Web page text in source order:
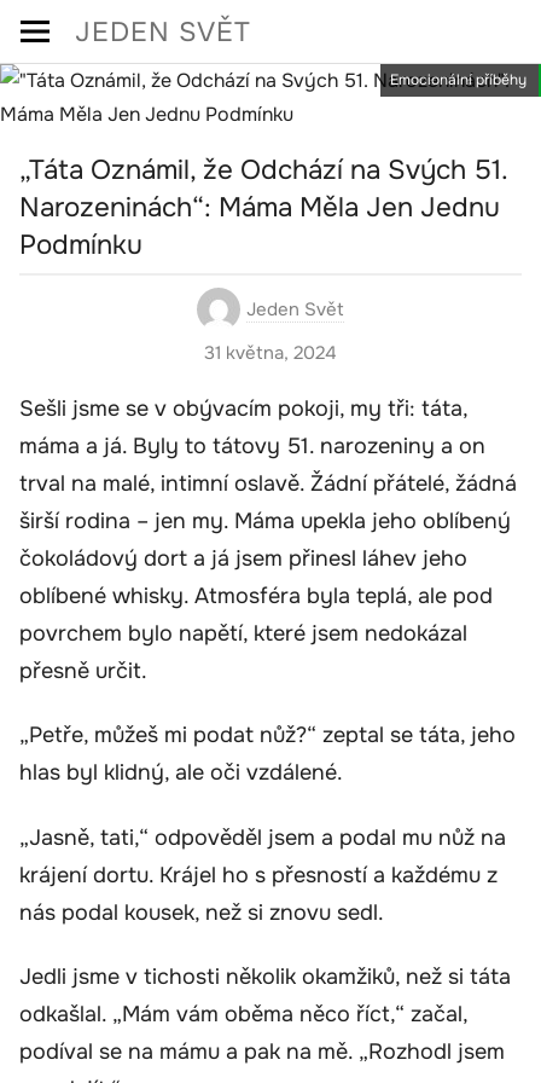
Skip
content
JEDEN SVĚT
Emocionální příběhy
„Táta Oznámil, že Odchází na Svých 51.
Narozeninách“: Máma Měla Jen Jednu
Podmínku
Jeden Svět
31 května, 2024
Sešli jsme se v obývacím pokoji, my tři: táta,
máma a já. Byly to tátovy 51. narozeniny a on
trval na malé, intimní oslavě. Žádní přátelé, žádná
širší rodina – jen my. Máma upekla jeho oblíbený
čokoládový dort a já jsem přinesl láhev jeho
oblíbené whisky. Atmosféra byla teplá, ale pod
povrchem bylo napětí, které jsem nedokázal
přesně určit.
„Petře, můžeš mi podat nůž?“ zeptal se táta, jeho
hlas byl klidný, ale oči vzdálené.
„Jasně, tati,“ odpověděl jsem a podal mu nůž na
krájení dortu. Krájel ho s přesností a každému z
nás podal kousek, než si znovu sedl.
Jedli jsme v tichosti několik okamžiků, než si táta
odkašlal. „Mám vám oběma něco říct,“ začal,
podíval se na mámu a pak na mě. „Rozhodl jsem